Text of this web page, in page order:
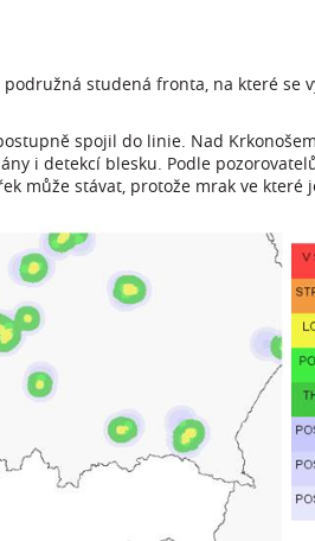
studená fronta, na které se
spojil do linie. Nad
i detekcí blesku. Podle
může stávat, protože mrak ve které